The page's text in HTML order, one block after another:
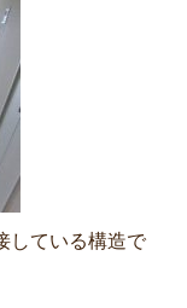
している構造で